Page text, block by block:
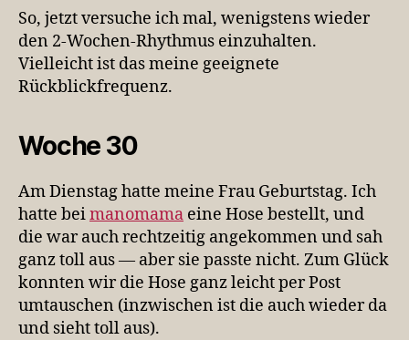
mit
zwei
Geburtstagen
So, jetzt versuche ich mal, wenigstens wieder
den 2-Wochen-Rhythmus einzuhalten.
Vielleicht ist das meine geeignete
Rückblickfrequenz.
Woche 30
Am Dienstag hatte meine Frau Geburtstag. Ich
hatte beimanomama eine Hose bestellt, und
die war auch rechtzeitig angekommen und sah
ganz toll aus — aber sie passte nicht. Zum Glück
konnten wir die Hose ganz leicht per Post
umtauschen (inzwischen ist die auch wieder da
und sieht toll aus).